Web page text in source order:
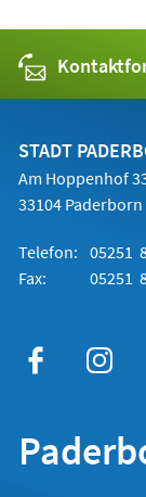
STADT
Am Hoppenhof
33104 Paderborn
Telefon: 05251
Fax:
05251